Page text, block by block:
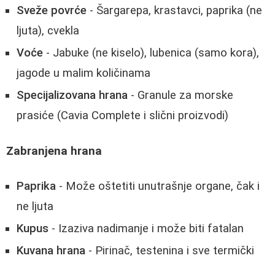
Sveže povrće - Šargarepa, krastavci, paprika (ne
ljuta), cvekla
Voće - Jabuke (ne kiselo), lubenica (samo kora),
jagode u malim količinama
Specijalizovana hrana - Granule za morske
prasiće (Cavia Complete i slični proizvodi)
Zabranjena hrana
Paprika - Može oštetiti unutrašnje organe, čak i
ne ljuta
Kupus - Izaziva nadimanje i može biti fatalan
Kuvana hrana - Pirinač, testenina i sve termički